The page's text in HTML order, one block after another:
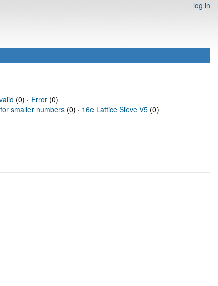
log in
(0) · Error(0)
smaller numbers (0) · 16e Lattice Sieve V5 (0)